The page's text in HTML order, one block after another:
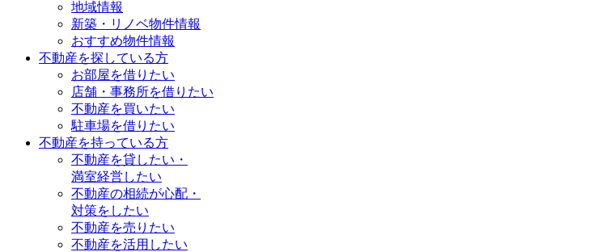
地域情報
新築・リノベ物件情報
おすすめ物件情報
不動産を探している方
お部屋を借りたい
店舗・事務所を借りたい
不動産を買いたい
駐車場を借りたい
不動産を持っている方
不動産を貸したい・
満室経営したい
不動産の相続が心配・
対策をしたい
不動産を売りたい
不動産を活用したい